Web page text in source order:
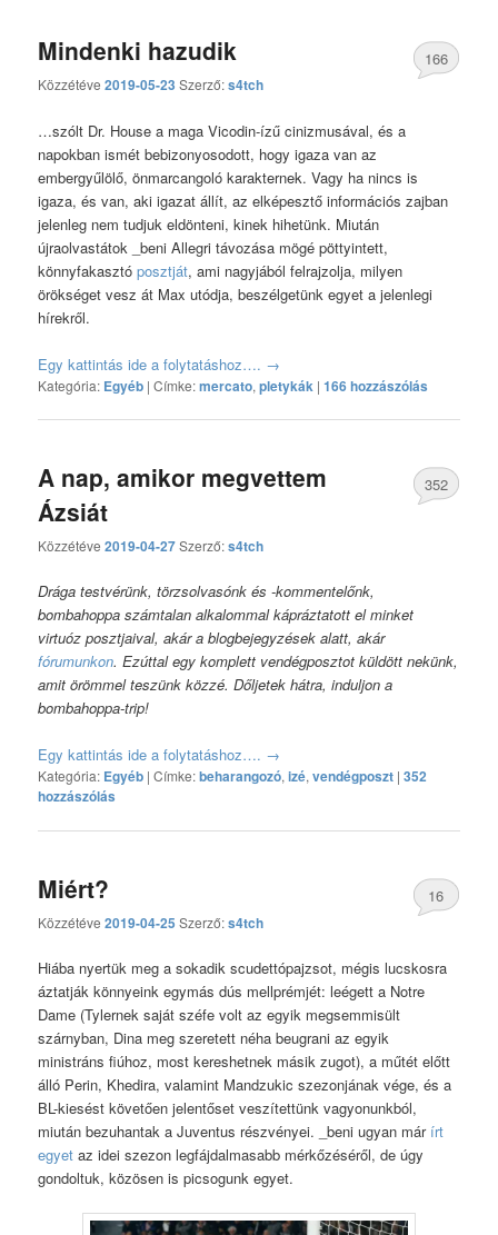
Mindenki hazudik
Közzétéve2019-05-23 Szerző:s4tch
166
…szólt Dr. House a maga Vicodin-ízű cinizmusával, és a
napokban ismét bebizonyosodott, hogy igaza van az
embergyűlölő, önmarcangoló karakternek. Vagy ha nincs is
igaza, és van, aki igazat állít, az elképesztő információs zajban
jelenleg nem tudjuk eldönteni, kinek hihetünk. Miután
újraolvastátok _beni Allegri távozása mögé pöttyintett,
könnyfakasztóposztját, ami nagyjából felrajzolja, milyen
örökséget vesz át Max utódja, beszélgetünk egyet a jelenlegi
hírekről.
Egy kattintás ide a folytatáshoz…. →
Kategória: Egyéb |Címke:mercato,pletykák |166 hozzászólás
A nap, amikor megvettem
Ázsiát
Közzétéve2019-04-27Szerző:s4tch
352
Drága testvérünk, törzsolvasónk és -kommentelőnk,
bombahoppa számtalan alkalommal kápráztatott el minket
virtuóz posztjaival, akár a blogbejegyzések alatt, akár
fórumunkon. Ezúttal egy komplett vendégposztot küldött nekünk,
amit örömmel teszünk közzé. Dőljetek hátra, induljon a
bombahoppa-trip!
Egy kattintás ide a folytatáshoz…. →
Kategória: Egyéb |Címke:beharangozó,izé,vendégposzt |352
hozzászólás
Miért?
Közzétéve2019-04-25 Szerző:s4tch
16
Hiába nyertük meg a sokadik scudettópajzsot, mégis lucskosra
áztatják könnyeink egymás dús mellprémjét: leégett a Notre
Dame (Tylernek saját széfe volt az egyik megsemmisült
szárnyban, Dina meg szeretett néha beugrani az egyik
ministráns fiúhoz, most kereshetnek másik zugot), a műtét előtt
álló Perin, Khedira, valamint Mandzukic szezonjának vége, és a
BL-kiesést követően jelentőset veszítettünk vagyonunkból,
miután bezuhantak a Juventus részvényei. _beni ugyan már írt
egyet az idei szezon legfájdalmasabb mérkőzéséről, de úgy
gondoltuk, közösen is picsogunk egyet.